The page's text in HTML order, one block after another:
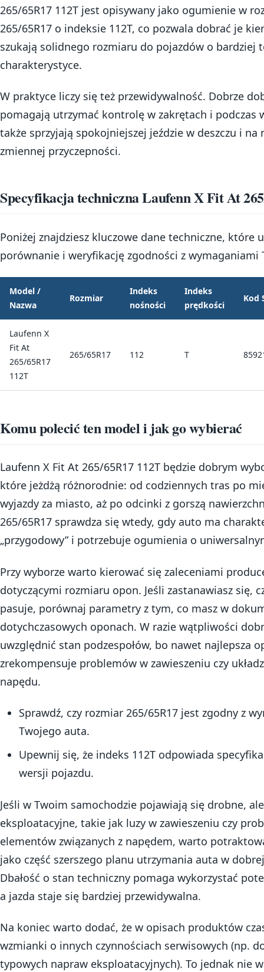
265/65R17 112T jest opisywany jako ogumienie w
265/65R17 o indeksie 112T, co pozwala dobrać je
szukają solidnego rozmiaru do pojazdów o bardziej
charakterystyce.
W praktyce liczy się też przewidywalność. Dobrze
pomagają utrzymać kontrolę w zakrętach i podczas
także sprzyjają spokojniejszej jeździe w deszczu i na
zmiennej przyczepności.
Specyfikacja techniczna Laufenn X Fit At
Poniżej znajdziesz kluczowe dane techniczne, które
porównanie i weryfikację zgodności z wymaganiami
Model /
Nazwa
Rozmiar
Indeks
nośności
Indeks
prędkości
Kod
Laufenn X
Fit At
265/65R17
112T
265/65R17 112 T
Komu polecić ten model i jak go wybierać
Laufenn X Fit At 265/65R17 112T będzie dobrym
które jeżdżą różnorodnie: od codziennych tras po
wyjazdy za miasto, aż po odcinki z gorszą
265/65R17 sprawdza się wtedy, gdy auto ma
„przygodowy” i potrzebuje ogumienia o
Przy wyborze warto kierować się zaleceniami
dotyczącymi rozmiaru opon. Jeśli zastanawiasz się,
pasuje, porównaj parametry z tym, co masz w
dotychczasowych oponach. W razie wątpliwości
uwzględnić stan podzespołów, bo nawet najlepsza
zrekompensuje problemów w zawieszeniu czy
napędu.
Sprawdź, czy rozmiar 265/65R17 jest zgodny z
Twojego auta.
Upewnij się, że indeks 112T odpowiada
wersji pojazdu.
Jeśli w Twoim samochodzie pojawiają się drobne,
eksploatacyjne, takie jak luzy w zawieszeniu czy
elementów związanych z napędem, warto
jako część szerszego planu utrzymania auta w
Dbałość o stan techniczny pomaga wykorzystać
a jazda staje się bardziej przewidywalna.
Na koniec warto dodać, że w opisach produktów
wzmianki o innych czynnościach serwisowych (np.
typowych napraw eksploatacyjnych). To jednak nie